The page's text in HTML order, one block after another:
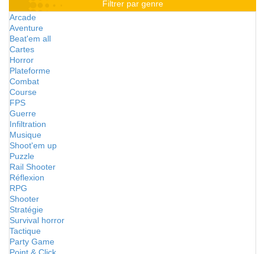
Filtrer par genre
Arcade
Aventure
Beat'em all
Cartes
Horror
Plateforme
Combat
Course
FPS
Guerre
Infiltration
Musique
Shoot'em up
Puzzle
Rail Shooter
Réflexion
RPG
Shooter
Stratégie
Survival horror
Tactique
Party Game